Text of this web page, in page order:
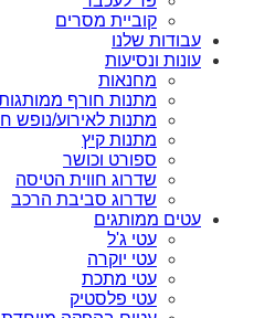
קוביית מסרים
עבודות שלנו
עונות ונסיעות
מחנאות
מתנות חורף
מתנות לאירוע/נופש
מתנות קיץ
ספורט וכושר
שדרוג חווית הטיסה
שדרוג סביבת הרכב
עטים ממותגים
עטי ג'ל
עטי יוקרה
עטי מתכת
עטי פלסטיק